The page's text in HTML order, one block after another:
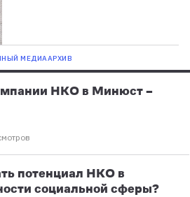
МЕДИААРХИВ
НКО в Минюст –
потенциал НКО в
социальной сферы?